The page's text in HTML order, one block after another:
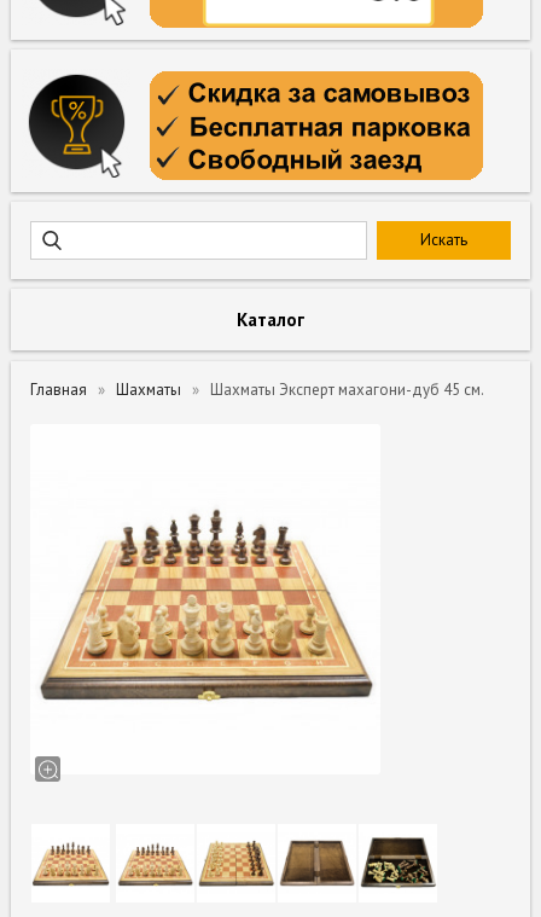
Каталог
Главная Шахматы Шахматы Эксперт махагони-дуб 45 см.